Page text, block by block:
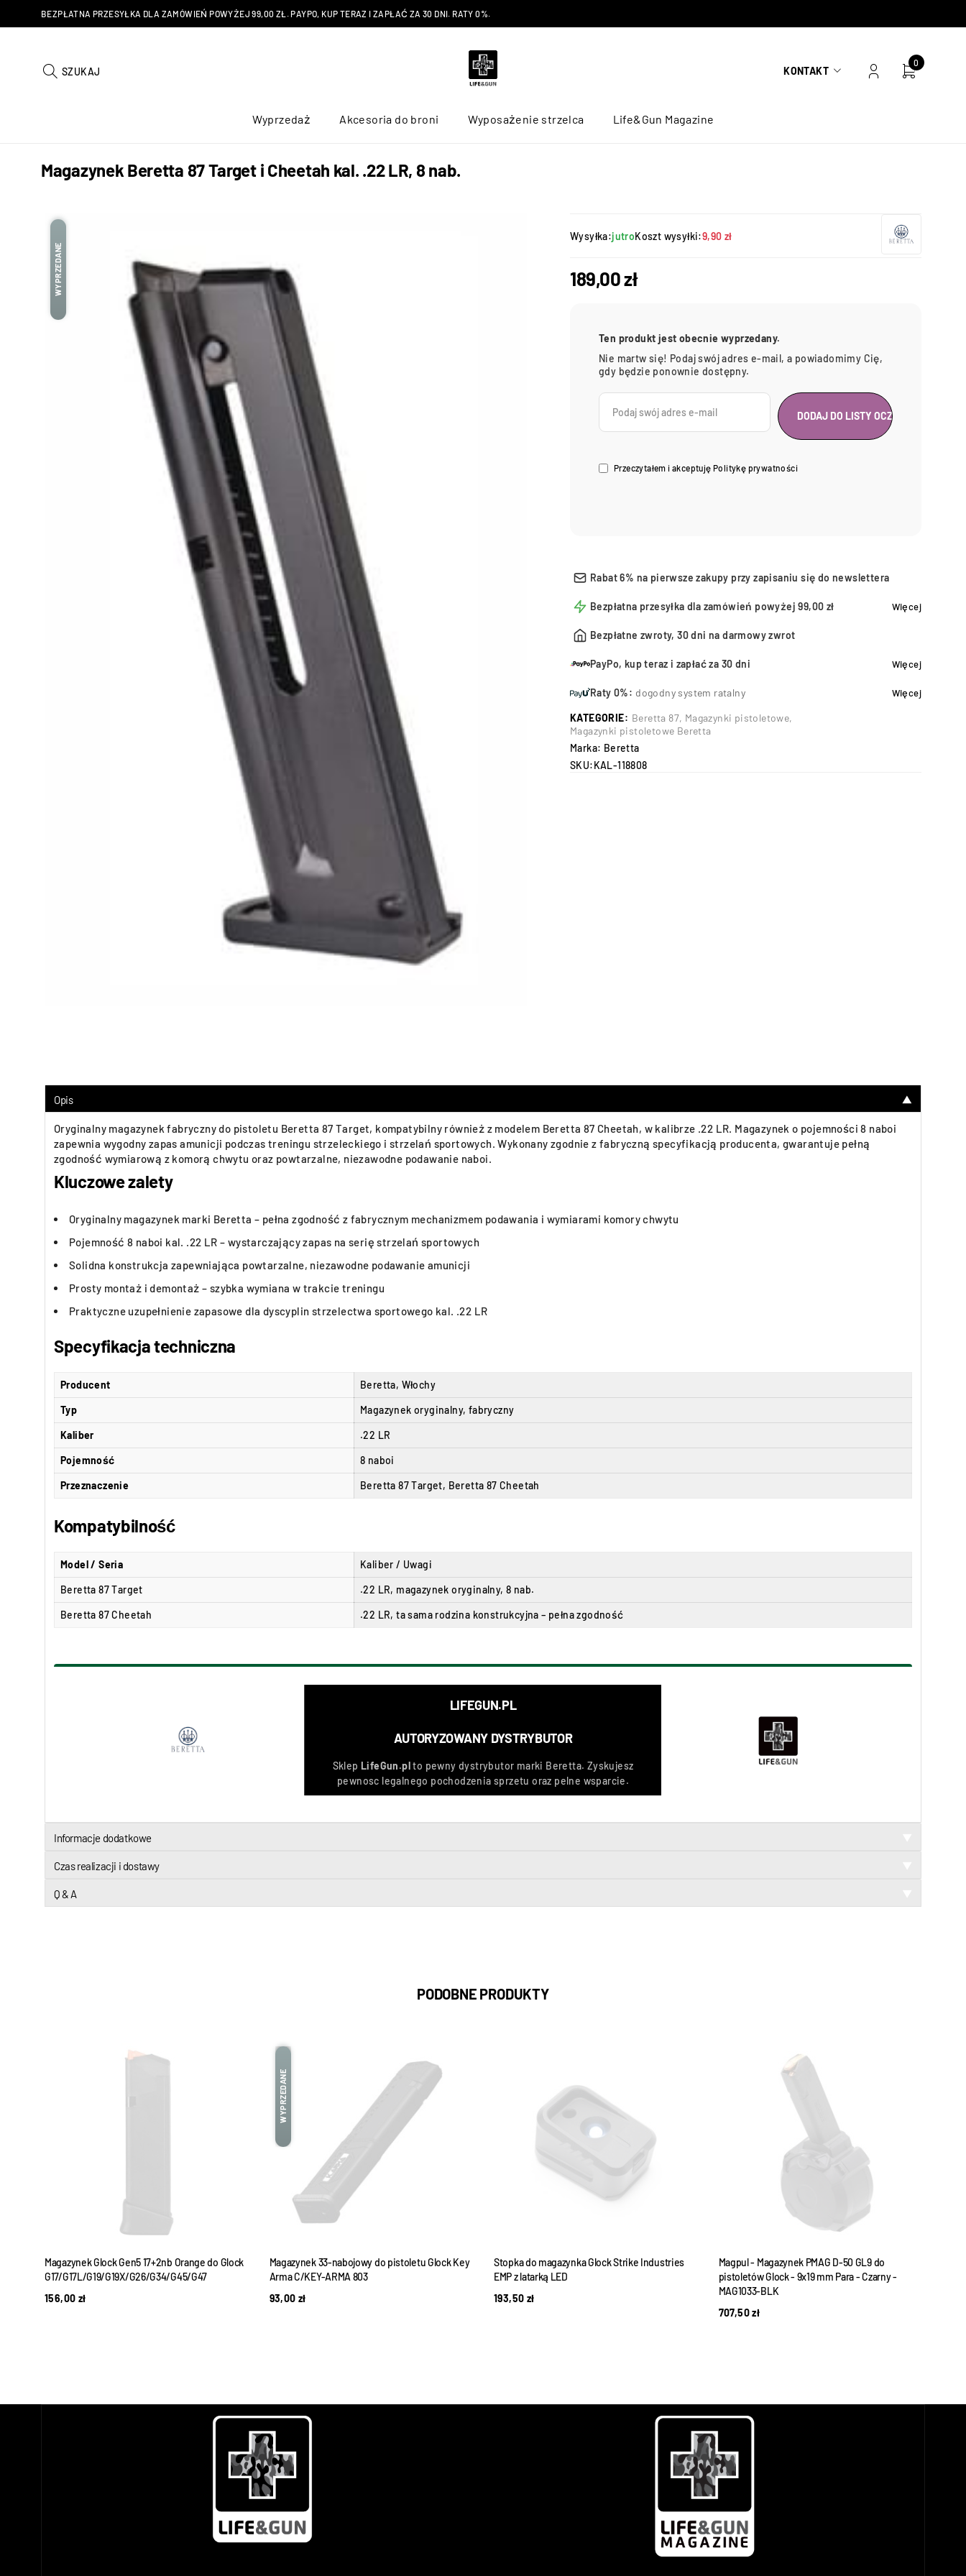
BEZPŁATNA PRZESYŁKA DLA ZAMÓWIEŃ POWYŻEJ 99,00 ZŁ. PAYPO, KUP TERAZ I ZAPŁAĆ ZA 30 DNI. RATY 0%.
SZUKAJ KONTAKT
0
Wyprzedaż Akcesoria do broni Wyposażenie strzelca Life&Gun Magazine
Magazynek Beretta 87 Target i Cheetah kal. .22 LR, 8 nab.
WYPRZEDANE
Wysyłka:jutroKoszt wysyłki:9,90 zł
189,00zł
Ten produkt jest obecnie wyprzedany.
Nie martw się! Podaj swój adres e-mail, a powiadomimy Cię,
gdy będzie ponownie dostępny.
Przeczytałem i akceptuję Politykę prywatności
Rabat 6% na pierwsze zakupy przy zapisaniu się do newslettera
Bezpłatna przesyłka dla zamówień powyżej 99,00 zł Więcej
Bezpłatne zwroty, 30 dni na darmowy zwrot
PayPo, kup teraz i zapłać za 30 dni Więcej
Raty 0%: dogodny system ratalny Więcej
KATEGORIE: Beretta 87, Magazynki pistoletowe,
Magazynki pistoletowe Beretta
Marka: Beretta
SKU:KAL-118808
Opis ▼
Oryginalny magazynek fabryczny do pistoletu Beretta 87 Target, kompatybilny również z modelem Beretta 87 Cheetah, w kalibrze .22 LR. Magazynek o pojemności 8 naboi
zapewnia wygodny zapas amunicji podczas treningu strzeleckiego i strzelań sportowych. Wykonany zgodnie z fabryczną specyfikacją producenta, gwarantuje pełną
zgodność wymiarową z komorą chwytu oraz powtarzalne, niezawodne podawanie naboi.
Kluczowe zalety
Oryginalny magazynek marki Beretta – pełna zgodność z fabrycznym mechanizmem podawania i wymiarami komory chwytu
Pojemność 8 naboi kal. .22 LR – wystarczający zapas na serię strzelań sportowych
Solidna konstrukcja zapewniająca powtarzalne, niezawodne podawanie amunicji
Prosty montaż i demontaż – szybka wymiana w trakcie treningu
Praktyczne uzupełnienie zapasowe dla dyscyplin strzelectwa sportowego kal. .22 LR
Specyfikacja techniczna
Producent Beretta, Włochy
Typ Magazynek oryginalny, fabryczny
Kaliber .22 LR
Pojemność 8 naboi
Przeznaczenie Beretta 87 Target, Beretta 87 Cheetah
Kompatybilność
Model / Seria Kaliber / Uwagi
Beretta 87 Target .22 LR, magazynek oryginalny, 8 nab.
Beretta 87 Cheetah .22 LR, ta sama rodzina konstrukcyjna – pełna zgodność
LIFEGUN.PL
AUTORYZOWANY DYSTRYBUTOR
Sklep LifeGun.plto pewny dystrybutor marki Beretta. Zyskujesz
pewnosc legalnego pochodzenia sprzetu oraz pelne wsparcie.
Informacje dodatkowe
Czas realizacji i dostawy
Q & A
PODOBNE PRODUKTY
Magazynek Glock Gen5 17+2nb Orange do Glock
G17/G17L/G19/G19X/G26/G34/G45/G47
156,00 zł
WYPRZEDANE
Magazynek 33-nabojowy do pistoletu Glock Key
Arma C/KEY-ARMA 803
93,00 zł
Stopka do magazynka Glock Strike Industries
EMP z latarką LED
193,50 zł
Magpul - Magazynek PMAG D-50 GL9 do
pistoletów Glock - 9x19 mm Para - Czarny -
MAG1033-BLK
707,50zł